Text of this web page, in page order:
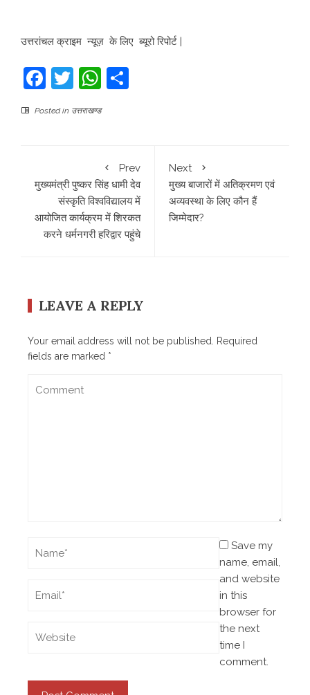
उत्तरांचल क्राइम न्यूज़ के लिए ब्यूरो रिपोर्ट |
Facebook
TwitterWhatsApp
Posted in उत्तराखण्ड
Prev
मुख्‍यमंत्री पुष्‍कर सिंह धामी देव
संस्कृति विश्वविद्यालय में
आयोजित कार्यक्रम में शिरकत
करने धर्मनगरी हरिद्वार पहुंचे
Next
मुख्य बाजारों में अतिक्रमण एवं
अव्यवस्था के लिए कौन हैं
जिम्मेदार?
LEAVE A REPLY
Your email address will not be published.
Required
fields are marked *
Save my
name, email,
and website
in this
browser for
the next
time I
comment.